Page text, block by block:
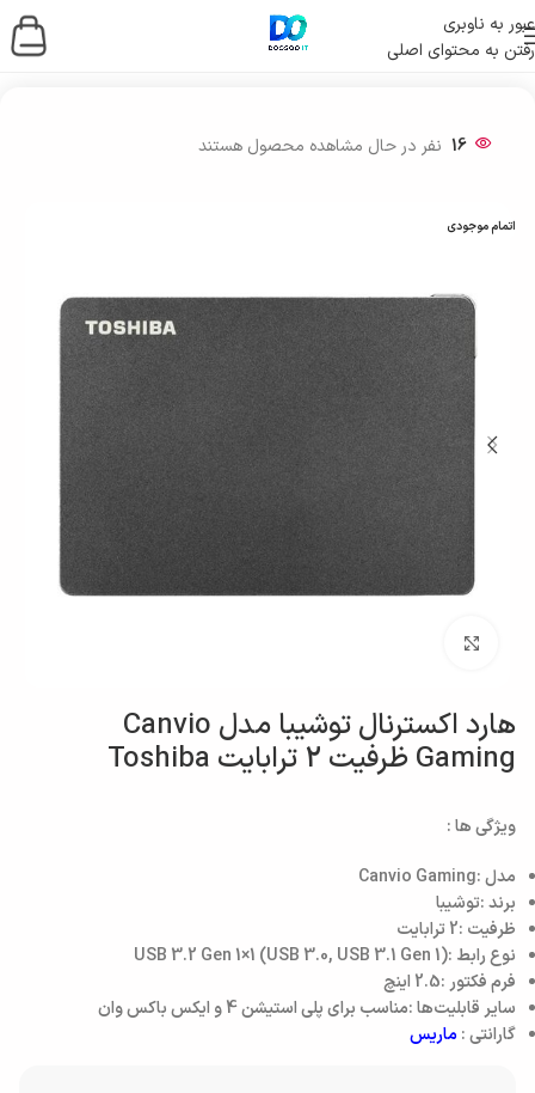
عبور به ناوبری
رفتن به محتوای اصلی
خانه/ ذخیره ساز اطلاعات
16 نفر در حال مشاهده محصول هستند
اتمام موجودی
هارد اکسترنال توشیبا مدل Canvio
Gaming ظرفیت 2 ترابایت Toshiba
ویژگی ها :
مدل :Canvio Gaming
برند :توشیبا
ظرفیت :2 ترابایت
نوع رابط :USB 3.2 Gen 1×1 (USB 3.0, USB 3.1 Gen 1)
فرم فکتور :2.5 اینچ
سایر قابلیت‌ها :مناسب برای پلی استیشن 4 و ایکس باکس وان
گارانتی :ماریس